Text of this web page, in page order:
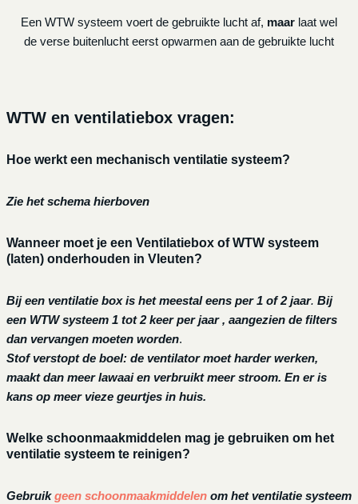
Een WTW systeem voert de gebruikte lucht af, maar laat wel
de verse buitenlucht eerst opwarmen aan de gebruikte lucht
WTW en ventilatiebox vragen:
Hoe werkt een mechanisch ventilatie systeem?
Zie het schema hierboven
Wanneer moet je een Ventilatiebox of WTW systeem
(laten) onderhouden in Vleuten?
Bij een ventilatie box is het meestal eens per 1 of 2 jaar. Bij
een WTW systeem 1 tot 2 keer per jaar , aangezien de filters
dan vervangen moeten worden.
Stof verstopt de boel: de ventilator moet harder werken,
maakt dan meer lawaai en verbruikt meer stroom. En er is
kans op meer vieze geurtjes in huis.
Welke schoonmaakmiddelen mag je gebruiken om het
ventilatie systeem te reinigen?
Gebruikgeen schoonmaakmiddelen om het ventilatie systeem